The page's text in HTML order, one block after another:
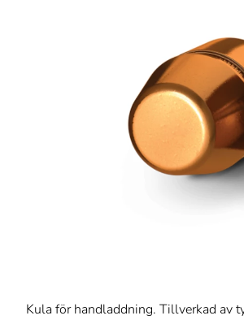
Kula för handladdning. Tillverkad av